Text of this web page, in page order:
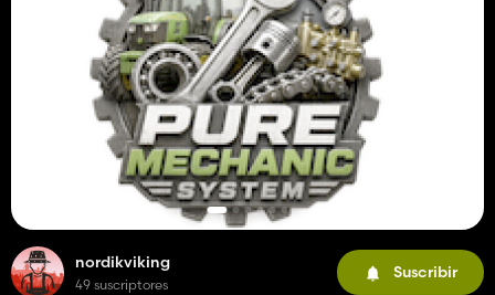
nordikviking
49 suscriptores
Suscribir